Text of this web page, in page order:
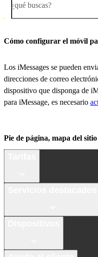
¿qué buscas?
Cómo configurar el móvil
Los iMessages se pueden
direcciones de correo
dispositivo que disponga de
para iMessage, es necesario
Pie de página, mapa del